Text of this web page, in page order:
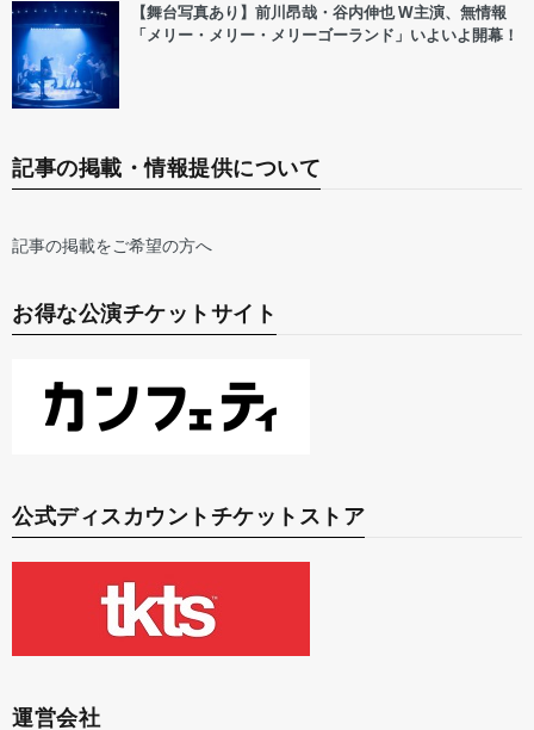
【舞台写真あり】前川昂哉・谷内伸也 W主演、無情報
「メリー・メリー・メリーゴーランド」いよいよ開幕！
記事の掲載・情報提供について
記事の掲載をご希望の方へ
お得な公演チケットサイト
公式ディスカウントチケットストア
運営会社